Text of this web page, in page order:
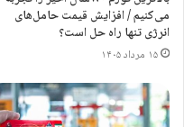
می‌کنیم / افزایش قیمت حامل‌های
انرژی تنها راه حل است؟
۱۵ مرداد ۱۴۰۵